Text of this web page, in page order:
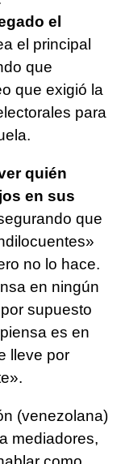
el
el principal
que
que exigió la
para
quién
en sus
que
no lo hace.
en ningún
supuesto
es en
lleve por
(venezolana)
mediadores,